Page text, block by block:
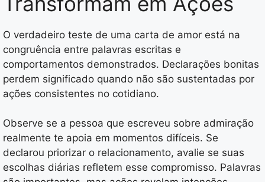
O verdadeiro teste de uma carta de amor está na
congruência entre palavras escritas e
comportamentos demonstrados. Declarações bonitas
perdem significado quando não são sustentadas por
ações consistentes no cotidiano.
Observe se a pessoa que escreveu sobre admiração
realmente te apoia em momentos difíceis. Se
declarou priorizar o relacionamento, avalie se suas
escolhas diárias refletem esse compromisso. Palavras